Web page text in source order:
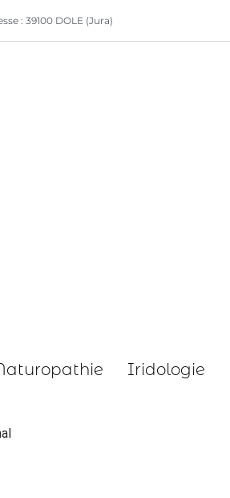
: 39100 DOLE (Jura)
Iridologie